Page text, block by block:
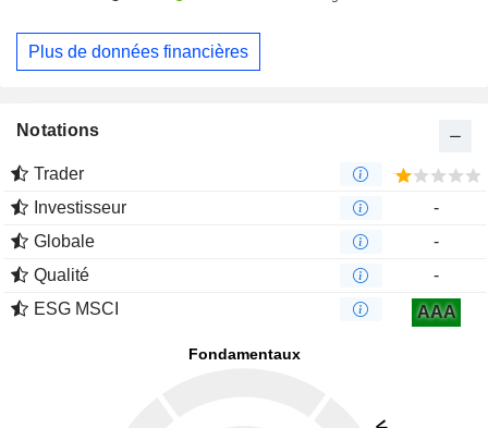
Plus de données financières
Notations
Trader
Investisseur
-
Globale
-
Qualité
-
ESG MSCI
AAA